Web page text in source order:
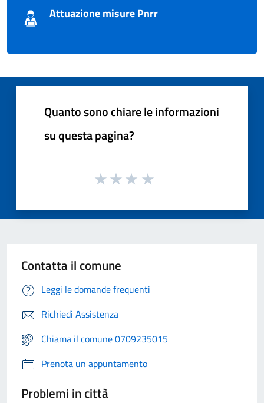
Attuazione misure Pnrr
Quanto sono chiare le informazioni
su questa pagina?
Contatta il comune
Leggi le domande frequenti
Richiedi Assistenza
Chiama il comune 0709235015
Prenota un appuntamento
Problemi in città